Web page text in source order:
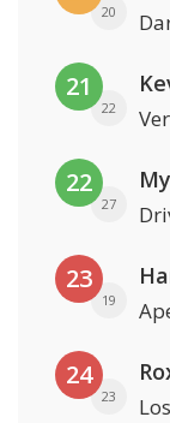
20
21
22
22
27
23
19
24
23